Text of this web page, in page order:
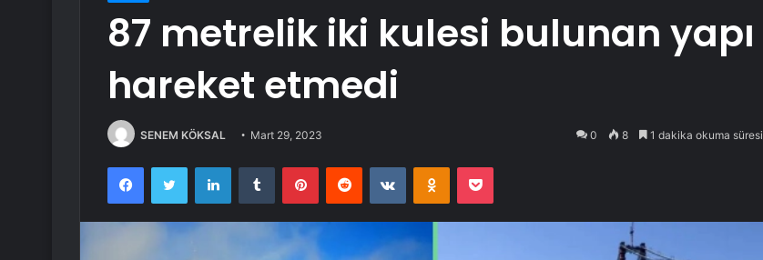
87 metrelik iki kulesi bulunan yapı
hareket etmedi
SENEM KÖKSAL Mart 29, 2023 0 8 1 dakika okuma süresi
FacebookTwitter LinkedInTumblr PinterestReddit VKontakteOdnoklassniki
Pocket